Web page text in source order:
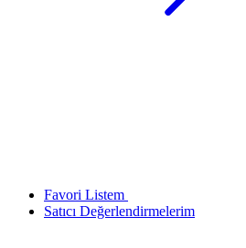
Favori Listem
Satıcı Değerlendirmelerim